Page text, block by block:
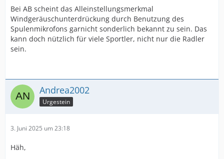
Bei AB scheint das Alleinstellungsmerkmal
Windgeräuschunterdrückung durch Benutzung des
Spulenmikrofons garnicht sonderlich bekannt zu sein. Das
kann doch nützlich für viele Sportler, nicht nur die Radler
sein.
Andrea2002
Urgestein
3. Juni 2025 um 23:18
Häh,